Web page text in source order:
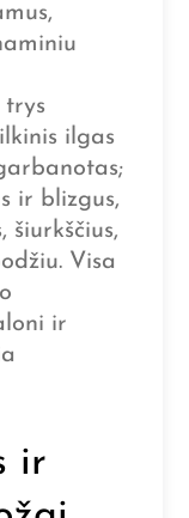
trys
ilgas
ir blizgus,
šiurkščius,
Visa
ir
ir